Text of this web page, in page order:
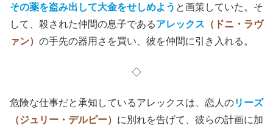
その薬を盗み出して大金をせしめよう と画策していた。そ
して、殺された仲間の息子であるアレックス （ドニ・ラヴ
ァン） の手先の器用さを買い、彼を仲間に引き入れる。
◇
危険な仕事だと承知しているアレックスは、恋人のリーズ
（ジュリー・デルピー） に別れを告げて、彼らの計画に加